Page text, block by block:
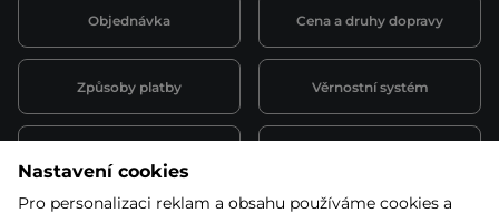
Objednávka Cena a druhy dopravy
Způsoby platby Věrnostní systém
Nastavení cookies
Pro personalizaci reklam a obsahu používáme cookies a